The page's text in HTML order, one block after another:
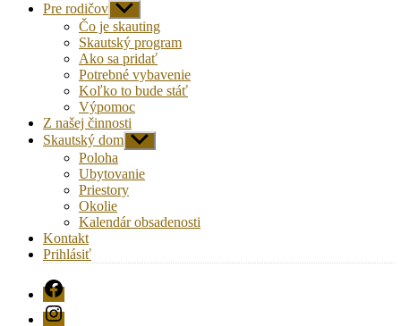
Pre rodičov Zobraziť
druhú
úroveň
navigácie
Čo je skauting
Skautský program
Ako sa pridať
Potrebné vybavenie
Koľko to bude stáť
Výpomoc
Z našej činnosti
Skautský dom Zobraziť
druhú
úroveň
navigácie
Poloha
Ubytovanie
Priestory
Okolie
Kalendár obsadenosti
Kontakt
Prihlásiť
FB
Instagram